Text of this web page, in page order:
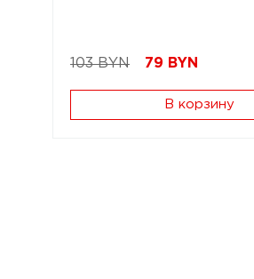
103 BYN 79 BYN
В корзину